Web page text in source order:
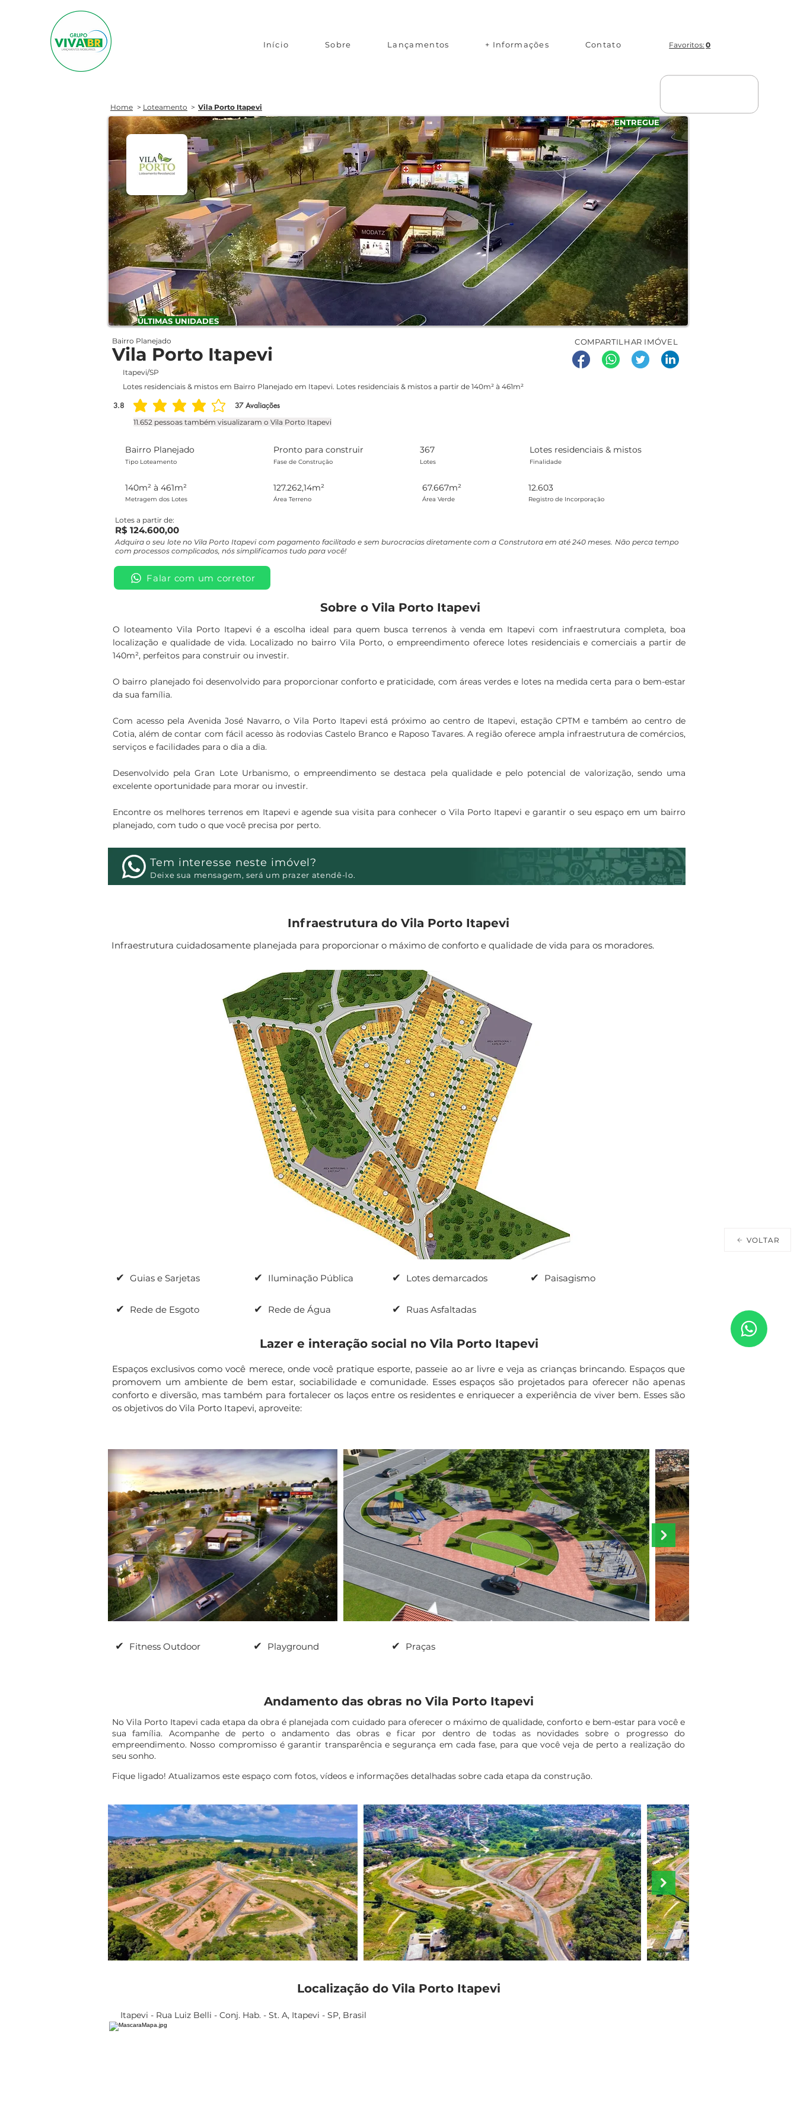
Início Sobre Lançamentos + Informações Contato Favoritos: 0
VOLTAR
Home > Loteamento > Vila Porto Itapevi
🤍
ÚLTIMAS UNIDADES
ENTREGUE
Vila Porto Itapevi
Bairro Planejado
Itapevi/SP
COMPARTILHAR IMÓVEL
Lotes residenciais & mistos em Bairro Planejado em Itapevi. Lotes residenciais & mistos a partir de 140m² à 461m²
3.8 37 Avaliações
classificação média é 3.8 de 5, com base em 37 votos, Avaliações
11.652 pessoas também visualizaram o Vila Porto Itapevi
Bairro Planejado Pronto para construir
Tipo Loteamento Fase de Construção
140m² à 461m² 127.262,14m²
Metragem dos Lotes Área Terreno
Lotes a partir de:
R$ 124.600,00
367
Lotes
67.667m²
Área Verde
Lotes residenciais & mistos
Finalidade
12.603
Registro de Incorporação
Adquira o seu lote no Vila Porto Itapevi com pagamento facilitado e sem burocracias diretamente com a Construtora em até 240 meses. Não perca tempo
com processos complicados, nós simplificamos tudo para você!
Falar com um corretor
Sobre o Vila Porto Itapevi
O loteamento Vila Porto Itapevi é a escolha ideal para quem busca terrenos à venda em Itapevi com infraestrutura completa, boa
localização e qualidade de vida. Localizado no bairro Vila Porto, o empreendimento oferece lotes residenciais e comerciais a partir de
140m², perfeitos para construir ou investir.
O bairro planejado foi desenvolvido para proporcionar conforto e praticidade, com áreas verdes e lotes na medida certa para o bem-estar
da sua família.
Com acesso pela Avenida José Navarro, o Vila Porto Itapevi está próximo ao centro de Itapevi, estação CPTM e também ao centro de
Cotia, além de contar com fácil acesso às rodovias Castelo Branco e Raposo Tavares. A região oferece ampla infraestrutura de comércios,
serviços e facilidades para o dia a dia.
Desenvolvido pela Gran Lote Urbanismo, o empreendimento se destaca pela qualidade e pelo potencial de valorização, sendo uma
excelente oportunidade para morar ou investir.
Encontre os melhores terrenos em Itapevi e agende sua visita para conhecer o Vila Porto Itapevi e garantir o seu espaço em um bairro
planejado, com tudo o que você precisa por perto.
Deixe sua mensagem, será um prazer atendê-lo.
Tem interesse neste imóvel?
Infraestrutura do Vila Porto Itapevi
Infraestrutura cuidadosamente planejada para proporcionar o máximo de conforto e qualidade de vida para os moradores.
✔ Guias e Sarjetas
✔ Rede de Esgoto
✔ Iluminação Pública
✔ Rede de Água
✔ Lotes demarcados
✔ Ruas Asfaltadas
✔ Paisagismo
Lazer e interação social no Vila Porto Itapevi
Espaços exclusivos como você merece, onde você pratique esporte, passeie ao ar livre e veja as crianças brincando. Espaços que
promovem um ambiente de bem estar, sociabilidade e comunidade. Esses espaços são projetados para oferecer não apenas
conforto e diversão, mas também para fortalecer os laços entre os residentes e enriquecer a experiência de viver bem. Esses são
os objetivos do Vila Porto Itapevi, aproveite:
✔ Fitness Outdoor ✔ Playground ✔ Praças
Andamento das obras no Vila Porto Itapevi
No Vila Porto Itapevi cada etapa da obra é planejada com cuidado para oferecer o máximo de qualidade, conforto e bem-estar para você e
sua família. Acompanhe de perto o andamento das obras e ficar por dentro de todas as novidades sobre o progresso do
empreendimento. Nosso compromisso é garantir transparência e segurança em cada fase, para que você veja de perto a realização do
seu sonho.
Fique ligado! Atualizamos este espaço com fotos, vídeos e informações detalhadas sobre cada etapa da construção.
Localização do Vila Porto Itapevi
Itapevi - Rua Luiz Belli - Conj. Hab. - St. A, Itapevi - SP, Brasil